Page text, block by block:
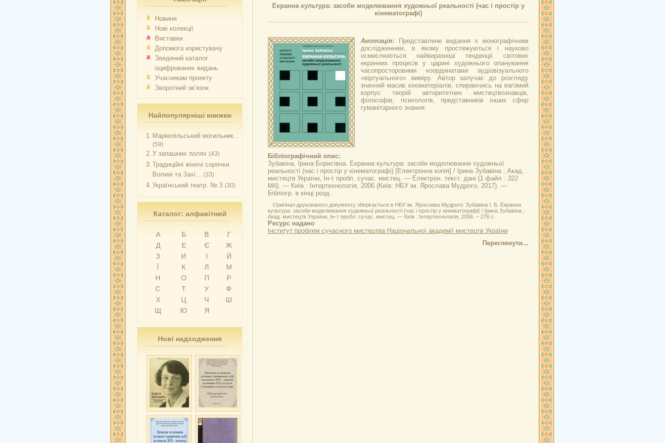
Новини
Нові колекції
Виставки
Допомога користувачу
Зведений каталог
оцифрованих видань
Учасникам проекту
Зворотний зв’язок
Найпопулярніші книжки
1. Маріюпільський могильник...
(59)
2. У запашних полях (43)
3. Традиційні жіночі сорочки
Волині та Захі... (33)
4. Український театр. № 3 (30)
Каталог: алфавітний
А Б В
Г
Д
Е Є
Ж
З
И І
Й
Ї
К Л
М
Н
О П
Р
С
Т У
Ф
Х
Ц Ч
Ш
Щ
Ю Я
Нові надходження
Екранна культура: засоби моделювання художньої реальності (час і простір у
кінематографі)
Анотація:
Представлене видання є монографічним
дослідженням, в якому простежуються і науково
осмислюються найвиразніші тенденції світових
екранних процесів у царині художнього опанування
часопросторовими координатами аудіовізуального
«віртуального» виміру. Автор залучає до розгляду
значний масив кіноматеріалів, спираючись на вагомий
корпус теорій авторитетних мистецтвознавців,
філософів, психологів, представників інших сфер
гуманітарного знання.
Бібліографічний опис:
Зубавіна, Ірина Борисівна. Екранна культура: засоби моделювання художньої
реальності (час і простір у кінематографі) [Електронна копія] / Ірина Зубавіна ; Акад.
мистецтв України, Ін-т пробл. сучас. мистец. — Електрон. текст. дані (1 файл : 322
Мб). — Київ : Інтертехнологія, 2006 (Київ: НБУ ім. Ярослава Мудрого, 2017). —
Бібліогр. в кінці розд.
Оригінал друкованого документу зберігається в НБУ ім. Ярослава Мудрого: Зубавіна І. Б. Екранна
культура: засоби моделювання художньої реальності (час і простір у кінематографі) / Ірина Зубавіна ;
Акад. мистецтв України, Ін-т пробл. сучас. мистец. — Київ : Інтертехнологія, 2006. – 276 с.
Ресурс надано
Інститут проблем сучасного мистецтва Національної академії мистецтв України
Переглянути...